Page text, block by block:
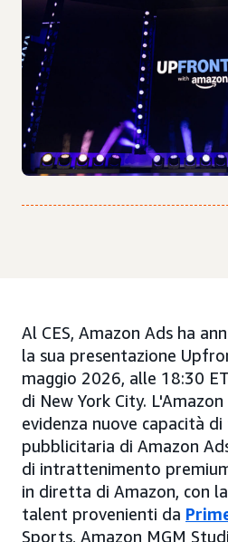
Al CES, Amazon Ads ha
la sua presentazione
maggio 2026, alle 18:30
di New York City.
evidenza nuove capacità
pubblicitaria di Amazon
di intrattenimento
in diretta di Amazon, con
talent provenienti da
Sports, Amazon MGM